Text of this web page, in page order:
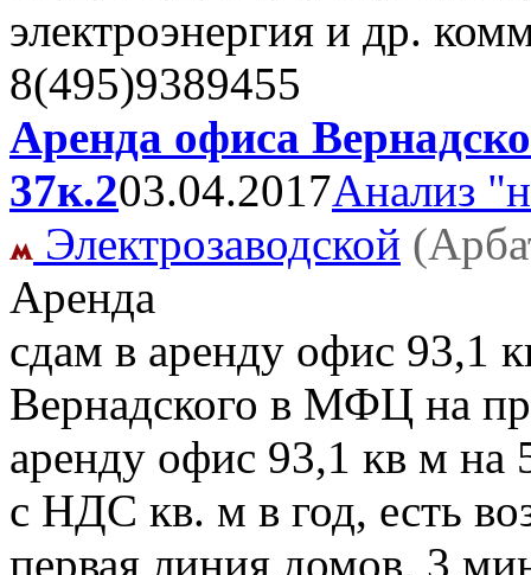
электроэнергия и др.
8(495)9389455
Аренда офиса
37к.203.04.2017Анализ
Электрозаводской
Аренда
сдам в аренду офис 93,1
Вернадского в МФЦ на
аренду офис 93,1 кв м на
с НДС кв. м в год, есть
первая линия домов, 3